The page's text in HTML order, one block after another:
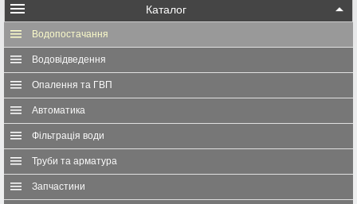
Каталог
Водопостачання
Водовідведення
Опалення та ГВП
Автоматика
Фільтрація води
Труби та арматура
Запчастини